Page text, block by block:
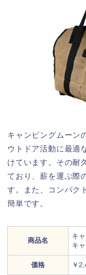
キャンピングムーン
ウトドア活動に最適
けています。その耐
ており、薪を運ぶ際
す。また、コンパク
簡単です。
商品名
キ
キ
価格 ￥